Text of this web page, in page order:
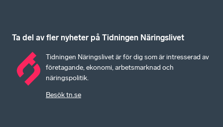
Ta del av fler nyheter på Tidningen Näringslivet
Tidningen Näringslivet är för dig som är intresserad av
företagande, ekonomi, arbetsmarknad och
näringspolitik.
Besök tn.se